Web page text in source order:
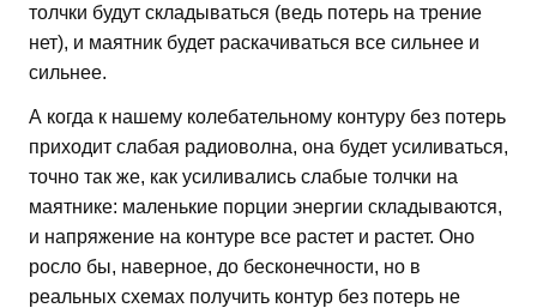
толчки будут складываться (ведь потерь на трение
нет), и маятник будет раскачиваться все сильнее и
сильнее.
А когда к нашему колебательному контуру без потерь
приходит слабая радиоволна, она будет усиливаться,
точно так же, как усиливались слабые толчки на
маятнике: маленькие порции энергии складываются,
и напряжение на контуре все растет и растет. Оно
росло бы, наверное, до бесконечности, но в
реальных схемах получить контур без потерь не